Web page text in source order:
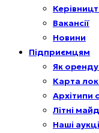
Вакансії
Новини
Підприємцям
Як
Карта
Архітипи
Літні
Наші